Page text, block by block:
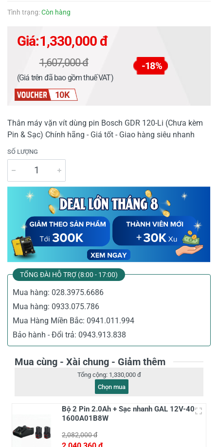
Tình trạng:Còn hàng
Giá:1,330,000 đ
1,607,000 đ -18%
(Giá trên đã bao gồm thuế VAT)
10K
Thân máy vặn vít dùng pin Bosch GDR 120-Li (Chưa kèm
Pin & Sạc) Chính hãng - Giá tốt - Giao hàng siêu nhanh
SỐ LƯỢNG
TỔNG ĐÀI HỖ TRỢ (8:00 - 17:00)
Mua hàng: 028.3975.6686
Mua hàng: 0933.075.786
Mua Hàng Miền Bắc: 0941.011.994
Bảo hành - Đổi trả: 0943.913.838
Mua cùng - Xài chung - Giảm thêm
Tổng cộng: 1,330,000 đ
Chọn mua
Bộ 2 Pin 2.0Ah + Sạc nhanh GAL 12V-40
1600A01B8W
2,082,000 đ